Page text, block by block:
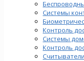
Системы
Контроль
Системы
Контроль
Считыватели